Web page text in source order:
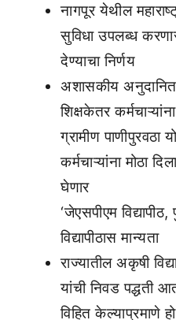
नागपूर येथील
सुविधा उपलब्ध
देण्याचा निर्णय
अशासकीय
शिक्षकेतर
ग्रामीण पाणीपुरवठा
कर्मचाऱ्यांना मोठा
घेणार
‘जेएसपीएम
विद्यापीठास मान्यता
राज्यातील अकृषी
यांची निवड पद्धती
विहित केल्याप्रमाणे